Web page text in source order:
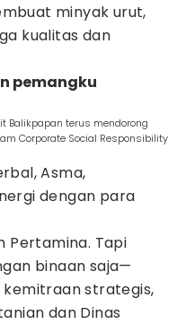
minyak urut,
kualitas dan
pemangku
Balikpapan terus mendorong
Corporate Social Responsibility
Asma,
dengan para
Pertamina. Tapi
binaan saja—
kemitraan strategis,
dan Dinas